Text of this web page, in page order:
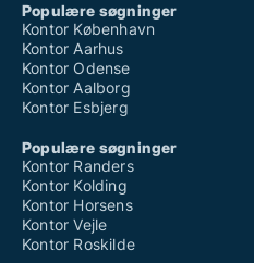
Populære søgninger
Kontor København
Kontor Aarhus
Kontor Odense
Kontor Aalborg
Kontor Esbjerg
Populære søgninger
Kontor Randers
Kontor Kolding
Kontor Horsens
Kontor Vejle
Kontor Roskilde